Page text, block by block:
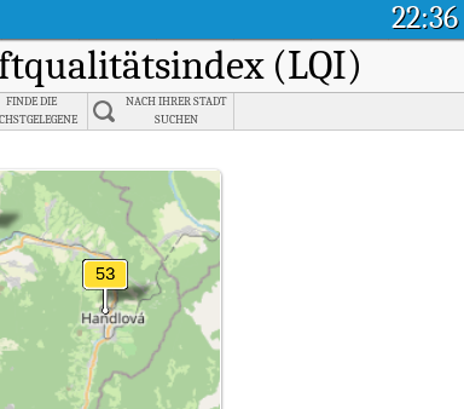
22:36
(LQI)
FINDE DIE
NACH IHRER STADT
SUCHEN